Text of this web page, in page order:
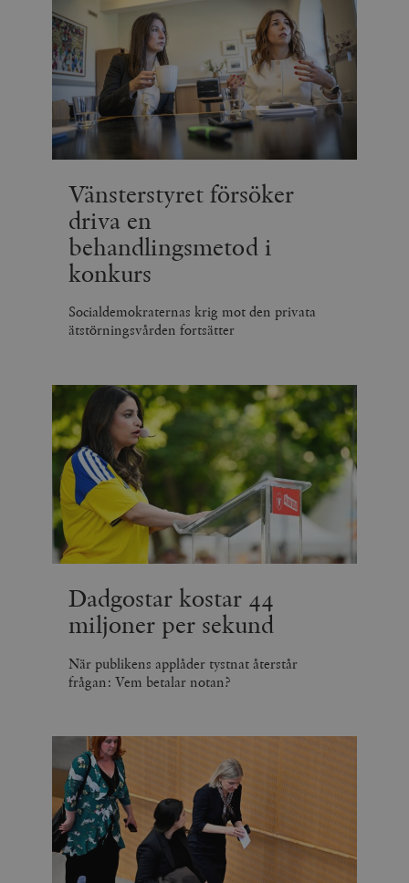
Vänsterstyret försöker
driva en
behandlingsmetod i
konkurs
Socialdemokraternas krig mot den privata
ätstörningsvården fortsätter
Dadgostar kostar 44
miljoner per sekund
När publikens applåder tystnat återstår
frågan: Vem betalar notan?